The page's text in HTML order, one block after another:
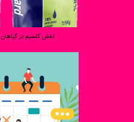
نقش کلسیم در گیاهان